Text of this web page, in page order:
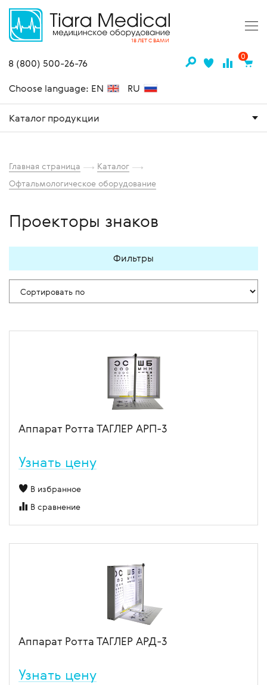
18 ЛЕТ С ВАМИ
8 (800) 500-26-76
0
Choose language: EN RU
Каталог продукции
Главная страница
Каталог
Офтальмологическое оборудование
Проекторы знаков
Фильтры
Аппарат Ротта ТАГЛЕР АРП-3
Узнать цену
В избранное
В сравнение
Аппарат Ротта ТАГЛЕР АРД-3
Узнать цену